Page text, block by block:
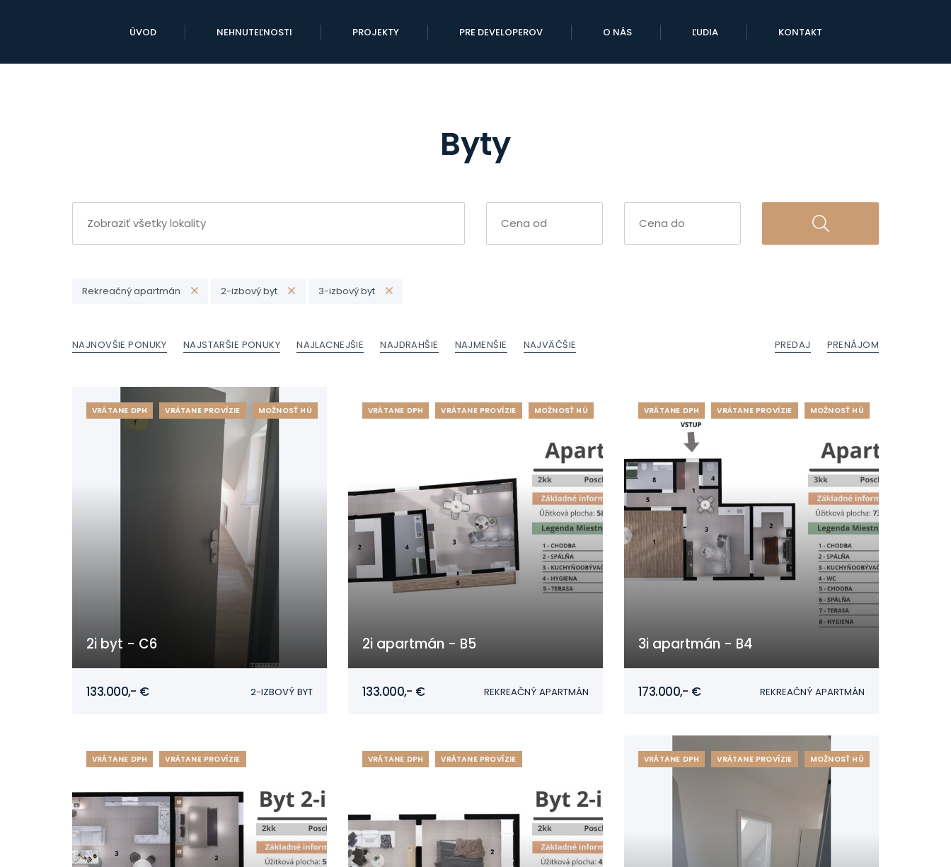
ÚVOD NEHNUTEĽNOSTI PROJEKTY PRE DEVELOPEROV O NÁS ĽUDIA KONTAKT
Byty
Rekreačný apartmán 2-izbový byt 3-izbový byt
NAJNOVŠIE PONUKY NAJSTARŠIE PONUKY NAJLACNEJŠIE NAJDRAHŠIE NAJMENŠIE NAJVÄČŠIE PREDAJ PRENÁJOM
VRÁTANE DPH VRÁTANE PROVÍZIE MOŽNOSŤ HÚ
2i byt - C6
2-IZBOVÝ BYT
133.000,- €
VRÁTANE DPH VRÁTANE PROVÍZIE MOŽNOSŤ HÚ
2i apartmán - B5
REKREAČNÝ APARTMÁN
133.000,- €
VRÁTANE DPH VRÁTANE PROVÍZIE MOŽNOSŤ HÚ
3i apartmán - B4
REKREAČNÝ APARTMÁN
173.000,- €
VRÁTANE DPH VRÁTANE PROVÍZIE VRÁTANE DPH VRÁTANE PROVÍZIE VRÁTANE DPH VRÁTANE PROVÍZIE MOŽNOSŤ HÚ